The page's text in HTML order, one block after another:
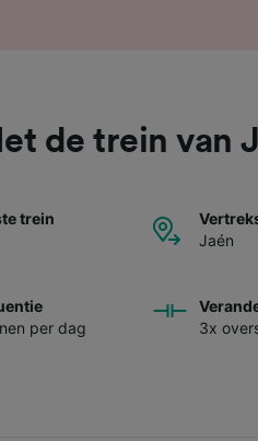
de trein van
trein
Jaén
per dag
3x